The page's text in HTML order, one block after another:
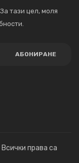
тази цел, моля
АБОНИРАНЕ
Всички права са